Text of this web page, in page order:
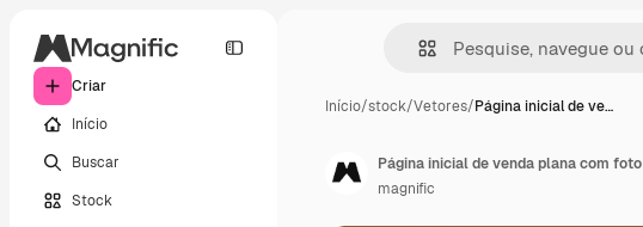
Criar
Início
Buscar
Stock
Início/stock/Vetores/Página inicial de ve…
Página inicial de venda plana com foto
magnific